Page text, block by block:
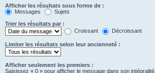
Afficher les résultats sous forme de :
Messages
Sujets
Trier les résultats par :
Croissant
Décroissant
Limiter les résultats selon leur ancienneté :
Afficher seulement les premiers :
Saisissez « 0 » pour afficher le message dans son intégralité.